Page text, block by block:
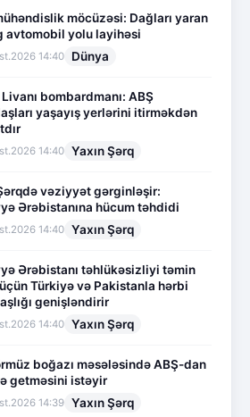
möcüzəsi: Dağları yaran
avtomobil yolu layihəsi
14:40 Dünya
bombardmanı: ABŞ
yaşayış yerlərini itirməkdən
14:40 Yaxın Şərq
vəziyyət gərginləşir:
Ərəbistanına hücum təhdidi
14:40 Yaxın Şərq
Ərəbistanı təhlükəsizliyi təmin
Türkiyə və Pakistanla hərbi
genişləndirir
14:40 Yaxın Şərq
boğazı məsələsində ABŞ-dan
getməsini istəyir
14:39 Yaxın Şərq